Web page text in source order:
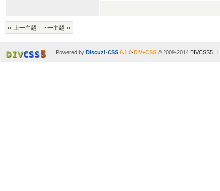
‹‹ 上一主题 下一主题 ››
Powered by Discuz!-CSS 6.1.0-DIV+CSS© 2009-2014 DIVCSS5|